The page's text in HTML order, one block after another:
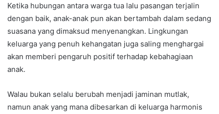
Ketika hubungan antara warga tua lalu pasangan terjalin
dengan baik, anak-anak pun akan bertambah dalam sedang
suasana yang dimaksud menyenangkan. Lingkungan
keluarga yang penuh kehangatan juga saling menghargai
akan memberi pengaruh positif terhadap kebahagiaan
anak.
Walau bukan selalu berubah menjadi jaminan mutlak,
namun anak yang mana dibesarkan di keluarga harmonis